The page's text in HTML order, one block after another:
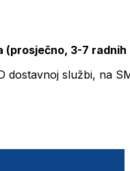
(prosječno, 3-7 radnih
dostavnoj službi, na